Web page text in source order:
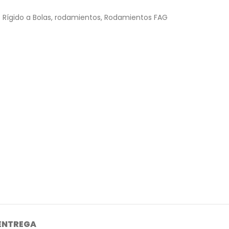
a Bolas, rodamientos, Rodamientos FAG